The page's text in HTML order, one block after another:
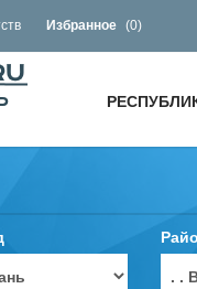
Избранное (0)
. .